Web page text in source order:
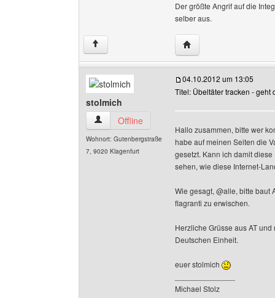
Der größte Angrif auf die
selber aus.
↑ Website dieses
stolmich
stolmich Benutzer-Profile anzeigen
Offline
Wohnort: Gutenbergstraße
7, 9020 Klagenfurt
04.10.2012 um 13:05
Titel: Übeltäter tracken - geht
Hallo zusammen, bitte wer
habe auf meinen Seiten die
gesetzt. Kann ich damit
sehen, wie diese Internet-
Wie gesagt, @alle, bitte baut
flagranti zu erwischen.
Herzliche Grüsse aus AT
Deutschen Einheit.
euer stolmich
Michael Stolz